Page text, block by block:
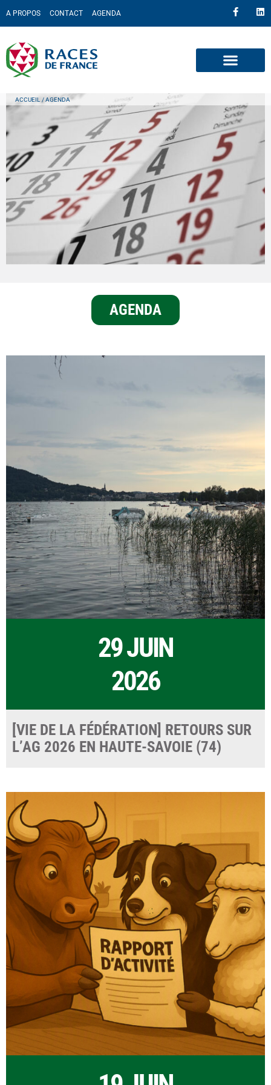
A PROPOS CONTACT AGENDA
ACCUEIL / AGENDA
AGENDA
29 JUIN
2026
[VIE DE LA FÉDÉRATION] RETOURS SUR
L’AG 2026 EN HAUTE-SAVOIE (74)